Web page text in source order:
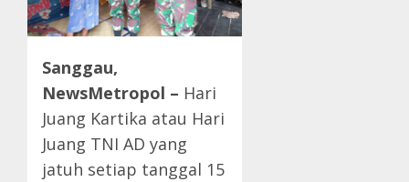
Sanggau,
NewsMetropol – Hari
Juang Kartika atau Hari
Juang TNI AD yang
jatuh setiap tanggal 15